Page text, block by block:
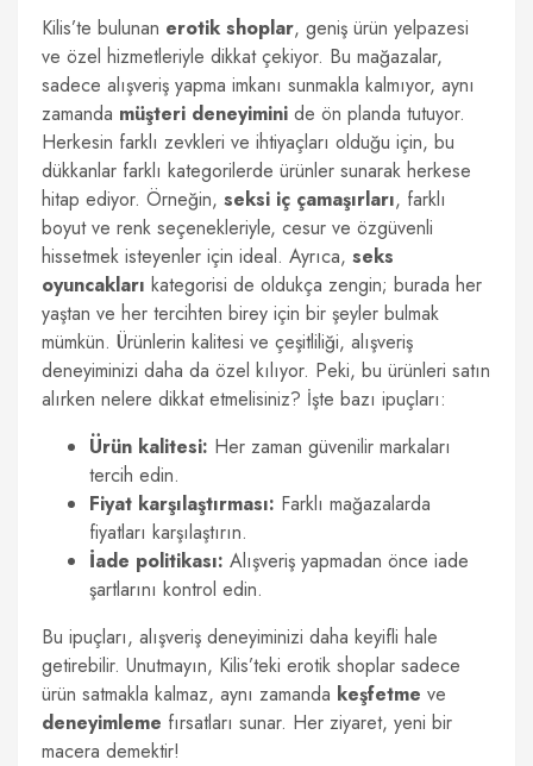
Kilis’te bulunan erotik shoplar, geniş ürün yelpazesi
ve özel hizmetleriyle dikkat çekiyor. Bu mağazalar,
sadece alışveriş yapma imkanı sunmakla kalmıyor, aynı
zamanda müşteri deneyimini de ön planda tutuyor.
Herkesin farklı zevkleri ve ihtiyaçları olduğu için, bu
dükkanlar farklı kategorilerde ürünler sunarak herkese
hitap ediyor. Örneğin, seksi iç çamaşırları, farklı
boyut ve renk seçenekleriyle, cesur ve özgüvenli
hissetmek isteyenler için ideal. Ayrıca, seks
oyuncakları kategorisi de oldukça zengin; burada her
yaştan ve her tercihten birey için bir şeyler bulmak
mümkün. Ürünlerin kalitesi ve çeşitliliği, alışveriş
deneyiminizi daha da özel kılıyor. Peki, bu ürünleri satın
alırken nelere dikkat etmelisiniz? İşte bazı ipuçları:
Ürün kalitesi: Her zaman güvenilir markaları
tercih edin.
Fiyat karşılaştırması: Farklı mağazalarda
fiyatları karşılaştırın.
İade politikası: Alışveriş yapmadan önce iade
şartlarını kontrol edin.
Bu ipuçları, alışveriş deneyiminizi daha keyifli hale
getirebilir. Unutmayın, Kilis’teki erotik shoplar sadece
ürün satmakla kalmaz, aynı zamanda keşfetme ve
deneyimleme fırsatları sunar. Her ziyaret, yeni bir
macera demektir!